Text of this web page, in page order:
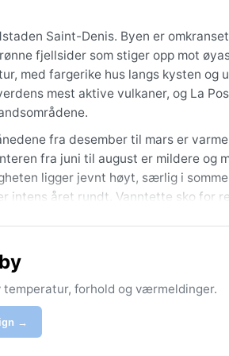
Saint-Denis. Byen er
fjellsider som stiger opp mot
med fargerike hus langs kysten og
mest aktive vulkaner, og La
fra desember til mars er
fra juni til august er mildere og
ligger jevnt høyt, særlig i
intens året rundt. Vanntette sko for
til april, da tropiske sykloner kan
bør reisende følge med på
som kastes opp over
forhold og værmeldinger.
→